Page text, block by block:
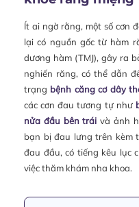
Ít ai ngờ rằng, một số cơn
lại có nguồn gốc từ hàm
dương hàm (TMJ), gây ra
nghiến răng, có thể dẫn
trạng bệnh căng cơ dây
các cơn đau tương tự như
nửa đầu bên trái và ảnh
bạn bị đau lưng trên kèm
đau đầu, có tiếng kêu lục
việc thăm khám nha khoa.